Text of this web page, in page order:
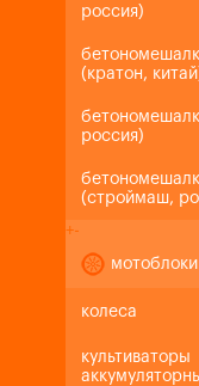
россия)
(кратон,
россия)
(строймаш,
+-
колеса
культиваторы